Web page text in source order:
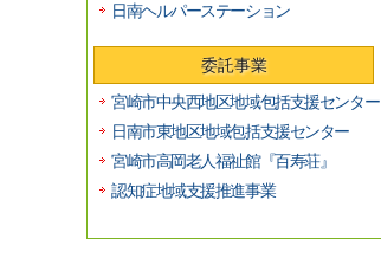
日南ヘルパーステーション
委託事業
宮崎市中央西地区地域包括支援センター
日南市東地区地域包括支援センター
宮崎市高岡老人福祉館『百寿荘』
認知症地域支援推進事業